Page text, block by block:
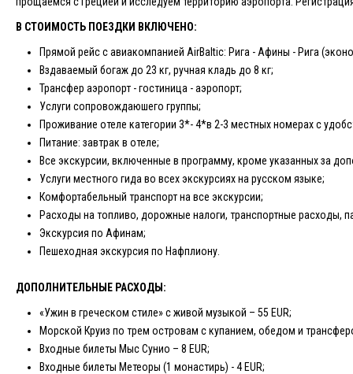
В СТОИМОСТЬ ПОЕЗДКИ ВКЛЮЧЕНО:
Прямой рейс с авиакомпанией AirBaltic: Рига - Афины - Рига
Вздаваемый богаж до 23 кг, ручная кладь до 8 кг;
Трансфер аэропорт - гостиница - аэропорт;
Услуги сопровождаюшего группы;
Проживание отеле категории 3*- 4*в 2-3 местных номерах с
Питание: завтрак в отеле;
Все экскурсии, включенные в программу, кроме указанных за
Услуги местного гида во всех экскурсиях на русском языке;
Комфортабельный транспорт на все экскурсии;
Расходы на топливо, дорожные налоги, транспортные расходы,
Экскурсия по Афинам;
Пешеходная экскурсия по Нафплиону.
ДОПОЛНИТЕЛЬНЫЕ РАСХОДЫ:
«Ужин в греческом стиле» с живой музыкой – 55 EUR;
Морской Круиз по трем островам с купанием, обедом и
Входные билеты Мыс Сунио – 8 EUR;
Входные билеты Метеоры (1 монастирь) - 4 EUR;